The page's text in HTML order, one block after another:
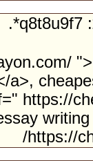
a>,
https://
writing
https://